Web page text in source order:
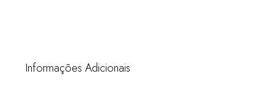
Informações Adicionais